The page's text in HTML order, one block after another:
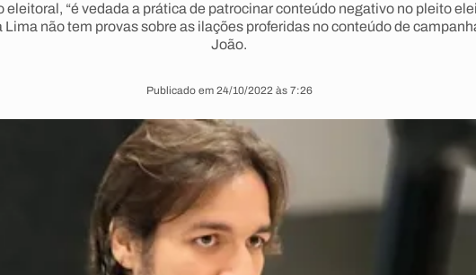
eleitoral, “é vedada a prática de patrocinar conteúdo negativo no pleito
não tem provas sobre as ilações proferidas no conteúdo de
João.
Publicado em 24/10/2022 às 7:26